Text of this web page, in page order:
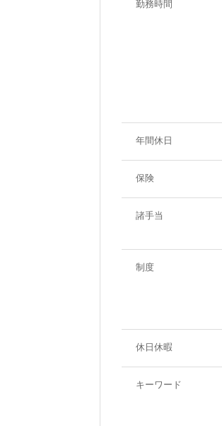
勤務時間
年間休日
保険
諸手当
制度
休日休暇
キーワード